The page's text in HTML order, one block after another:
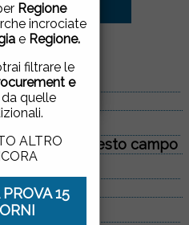
cookie.
|NON
Regione
incrociate
e Regione.
filtrare le
e
quelle
ALTRO
15
gara
vedere questo campo